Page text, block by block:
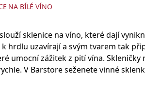
Produkty ve slevě
Strainery a sítka
Degustační
sklenice
Sklenice
Chladiče na víno a
Kelímky
Dárky pro muže
NA BÍLÉ VÍNO
sklenice na víno, které dají
hrdlu uzavírají a svým tvarem tak
umocní zážitek z pití vína.
V Barstore seženete vinné